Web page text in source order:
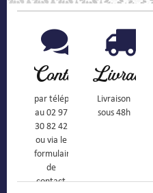
Contact
par téléphone
au 02 97
30 82 42
ou via le
formulaire
de
contact
Livraison
Livraison
sous 48h